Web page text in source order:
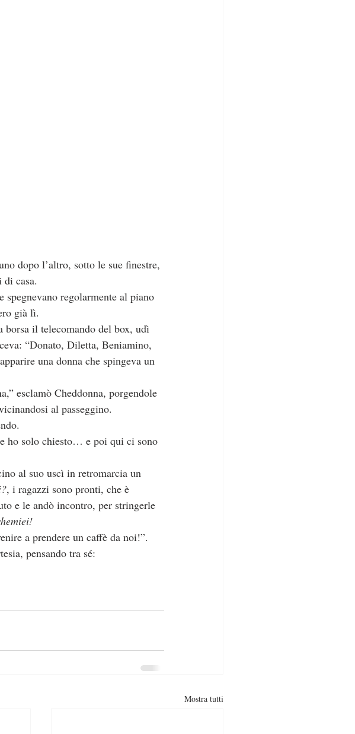
dopo l’altro, sotto le sue finestre,
casa.
regolarmente al piano
già lì.
borsa il telecomando del box, udì
“Donato, Diletta, Beniamino,
una donna che spingeva un
al passeggino.
, i ragazzi sono pronti, che è
e le andò incontro, per stringerle
a prendere un caffè da noi!”.
pensando tra sé:
Mostra tutti